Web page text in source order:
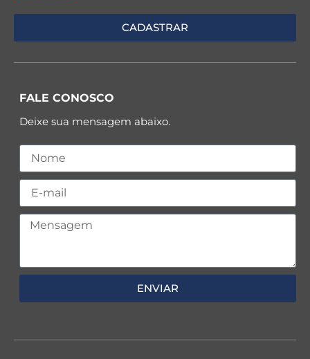
FALE CONOSCO
Deixe sua mensagem abaixo.
ENVIAR